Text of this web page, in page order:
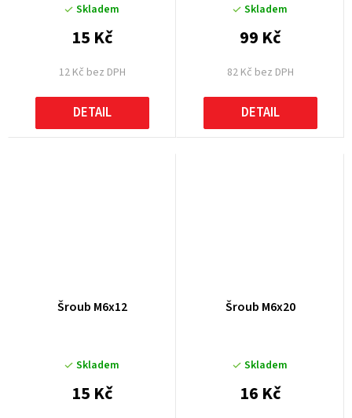
Skladem
12 Kč bez DPH
15 Kč
DETAIL
Skladem
82 Kč bez DPH
99 Kč
DETAIL
Šroub M6x12
Skladem
15 Kč
Šroub M6x20
Skladem
16 Kč